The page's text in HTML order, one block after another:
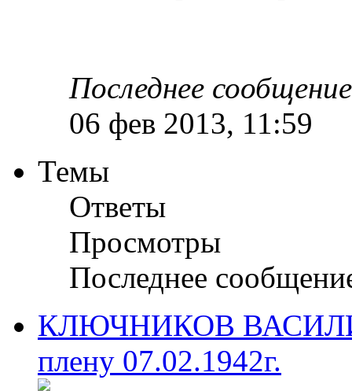
Последнее
06 фев 2013, 11:59
Темы
Ответы
Просмотры
Последнее
КЛЮЧНИКОВ
плену 07.02.1942г.